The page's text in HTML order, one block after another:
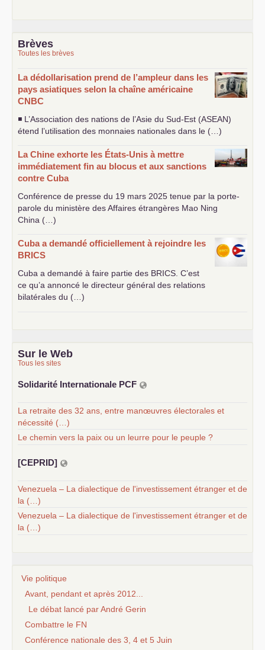
Brèves
Toutes les brèves
La dédollarisation prend de l’ampleur dans les
pays asiatiques selon la chaîne américaine
CNBC
◾ L’Association des nations de l’Asie du Sud-Est (ASEAN)
étend l’utilisation des monnaies nationales dans le (…)
La Chine exhorte les États-Unis à mettre
immédiatement fin au blocus et aux sanctions
contre Cuba
Conférence de presse du 19 mars 2025 tenue par la porte-
parole du ministère des Affaires étrangères Mao Ning
China (…)
Cuba a demandé officiellement à rejoindre les
BRICS
Cuba a demandé à faire partie des BRICS . C’est
ce qu’a annoncé le directeur général des relations
bilatérales du (…)
Sur le Web
Tous les sites
Solidarité Internationale PCF
La retraite des 32 ans, entre manœuvres électorales et
nécessité (…)
Le chemin vers la paix ou un leurre pour le peuple ?
[CEPRID]
Venezuela – La dialectique de l'investissement étranger et de
la (…)
Venezuela – La dialectique de l'investissement étranger et de
la (…)
Vie politique
Avant, pendant et après 2012...
Le débat lancé par André Gerin
Combattre le FN
Conférence nationale des 3, 4 et 5 Juin